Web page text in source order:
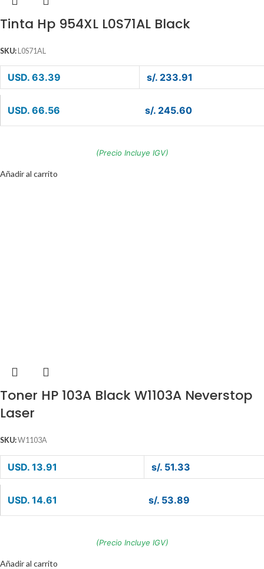
Tinta Hp 954XL L0S71AL Black
SKU:L0S71AL
USD. 63.39 s/. 233.91
USD. 66.56 s/. 245.60
(Precio Incluye IGV)
Añadir al carrito
Toner HP 103A Black W1103A Neverstop
Laser
SKU:W1103A
USD. 13.91 s/. 51.33
USD. 14.61 s/. 53.89
(Precio Incluye IGV)
Añadir al carrito